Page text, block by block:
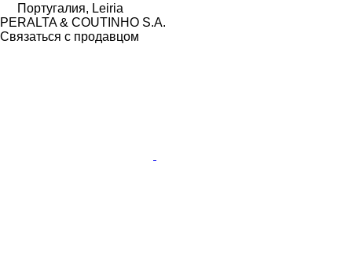
Португалия, Leiria
PERALTA & COUTINHO S.A.
Связаться с продавцом